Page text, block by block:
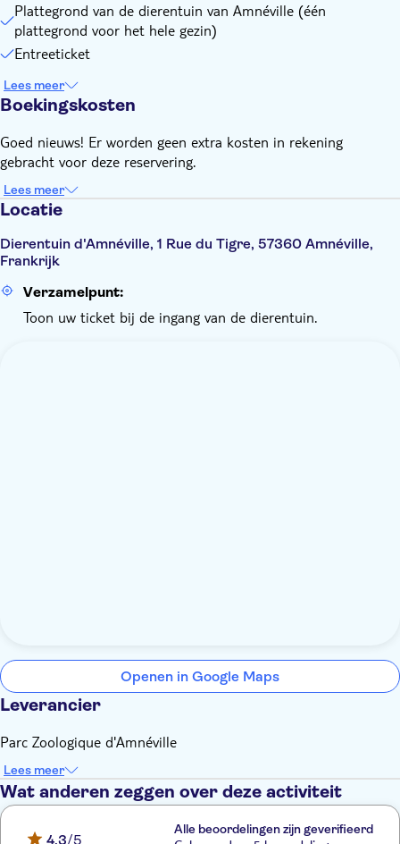
Plattegrond van de dierentuin van Amnéville (één
plattegrond voor het hele gezin)
Entreeticket
Lees meer
Boekingskosten
Goed nieuws! Er worden geen extra kosten in rekening
gebracht voor deze reservering.
Lees meer
Locatie
Dierentuin d'Amnéville, 1 Rue du Tigre, 57360 Amnéville,
Frankrijk
Verzamelpunt:
Toon uw ticket bij de ingang van de dierentuin.
Openen in Google Maps
Leverancier
Parc Zoologique d'Amnéville
Lees meer
Wat anderen zeggen over deze activiteit
4,3/5
Alle beoordelingen zijn geverifieerd